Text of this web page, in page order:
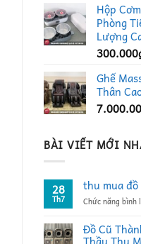
Hộp
Phòng
Lượng
300.000
Ghế
Thân
BÀI VIẾT MỚI
28
Th7
thu mua đồ
Chức năng bình
Đồ Cũ